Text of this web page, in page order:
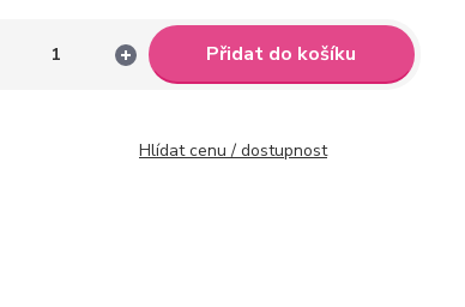
Přidat do košíku
Hlídat cenu / dostupnost